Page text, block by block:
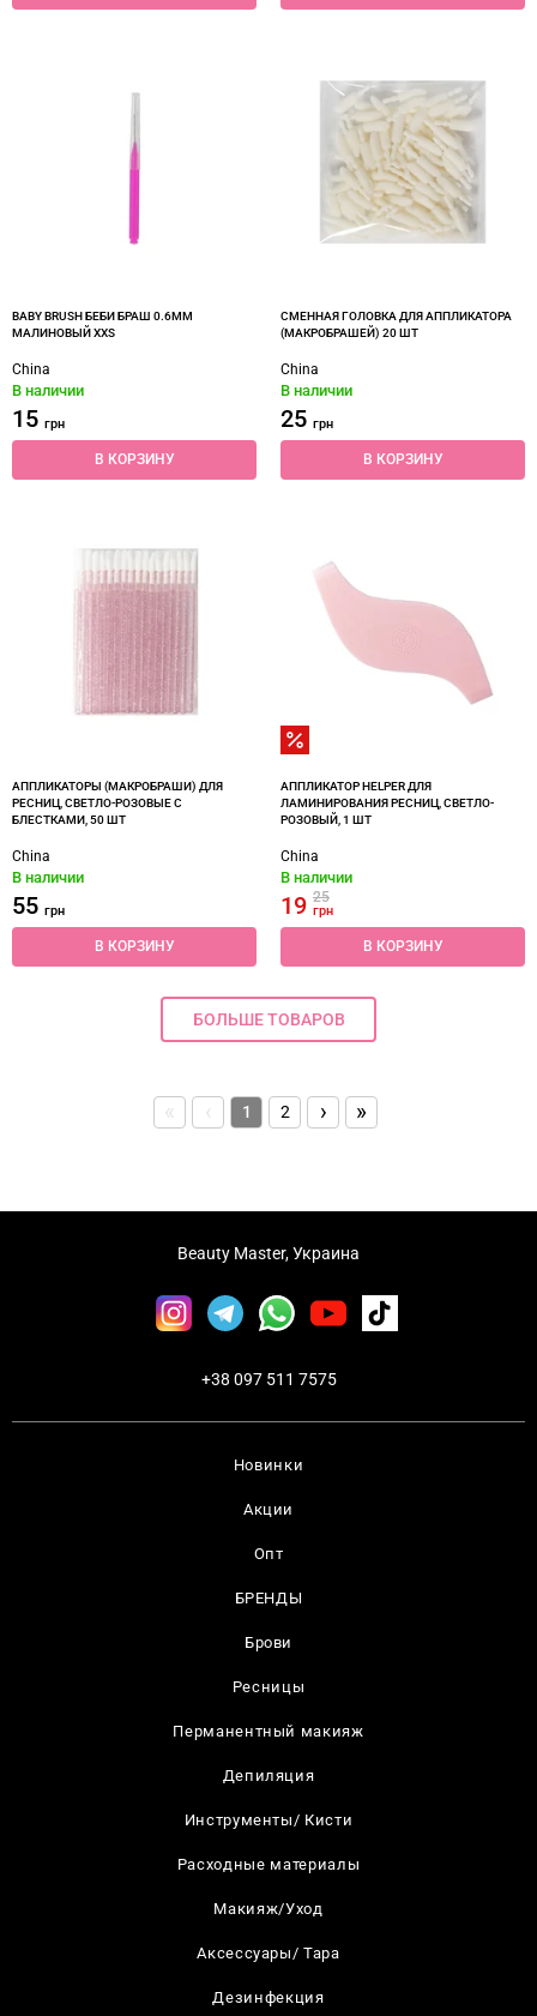
BABY BRUSH БЕБИ БРАШ 0.6ММ
МАЛИНОВЫЙ XXS
China
В наличии
15 грн
В КОРЗИНУ
СМЕННАЯ ГОЛОВКА ДЛЯ АППЛИКАТОРА
(МАКРОБРАШЕЙ) 20 ШТ
China
В наличии
25 грн
В КОРЗИНУ
АППЛИКАТОРЫ (МАКРОБРАШИ) ДЛЯ
РЕСНИЦ, СВЕТЛО-РОЗОВЫЕ С
БЛЕСТКАМИ, 50 ШТ
China
В наличии
55 грн
В КОРЗИНУ
АППЛИКАТОР HELPER ДЛЯ
ЛАМИНИРОВАНИЯ РЕСНИЦ, СВЕТЛО-
РОЗОВЫЙ, 1 ШТ
China
В наличии
19 25
грн
В КОРЗИНУ
БОЛЬШЕ ТОВАРОВ
« ‹ 1 2 › »
Новинки
Акции
Опт
БРЕНДЫ
Брови
Ресницы
Перманентный макияж
Депиляция
Инструменты/ Кисти
Расходные материалы
Макияж/Уход
Аксессуары/ Тара
Дезинфекция
Beauty Master, Украина
+38 097 511 7575